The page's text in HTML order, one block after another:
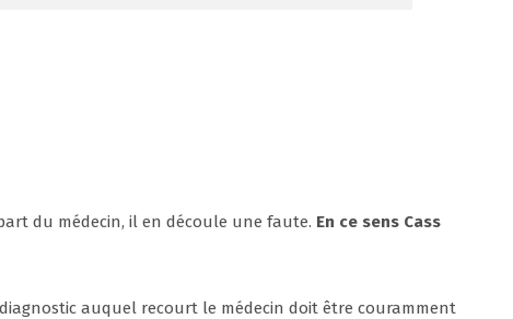
du médecin, il en découle une faute. En ce sens Cass
auquel recourt le médecin doit être couramment